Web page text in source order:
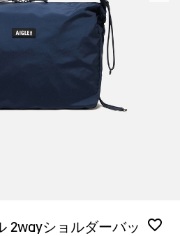
2wayショルダーバッ